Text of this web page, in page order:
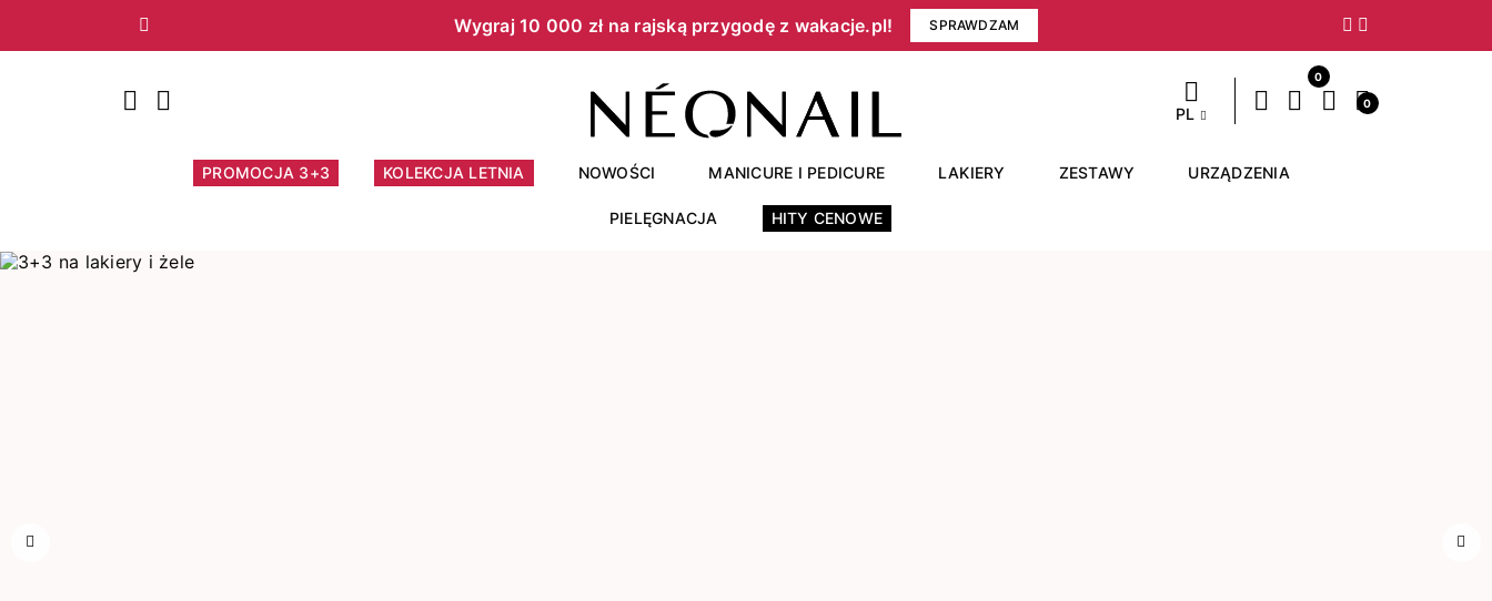
Wygraj 10 000 zł na rajską przygodę z wakacje.pl!​ SPRAWDZAM
Poprzedni Następny
PL
0
0
PROMOCJA 3+3 KOLEKCJA LETNIA NOWOŚCI MANICURE I PEDICURE LAKIERY ZESTAWY URZĄDZENIA
PIELĘGNACJA HITY CENOWE